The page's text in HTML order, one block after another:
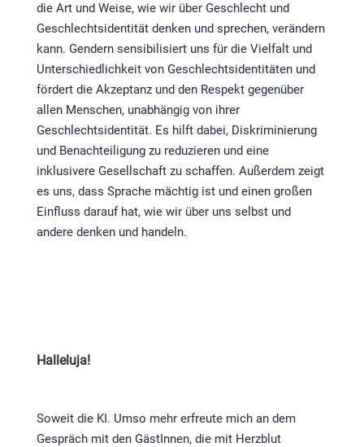
die Art und Weise, wie wir über Geschlecht und
Geschlechtsidentität denken und sprechen, verändern
kann. Gendern sensibilisiert uns für die Vielfalt und
Unterschiedlichkeit von Geschlechtsidentitäten und
fördert die Akzeptanz und den Respekt gegenüber
allen Menschen, unabhängig von ihrer
Geschlechtsidentität. Es hilft dabei, Diskriminierung
und Benachteiligung zu reduzieren und eine
inklusivere Gesellschaft zu schaffen. Außerdem zeigt
es uns, dass Sprache mächtig ist und einen großen
Einfluss darauf hat, wie wir über uns selbst und
andere denken und handeln.
Halleluja!
Soweit die KI. Umso mehr erfreute mich an dem
Gespräch mit den GästInnen, die mit Herzblut